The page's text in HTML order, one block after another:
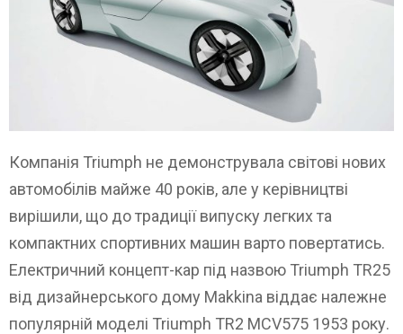
Компанія Triumph не демонструвала світові нових
автомобілів майже 40 років, але у керівництві
вирішили, що до традиції випуску легких та
компактних спортивних машин варто повертатись.
Електричний концепт-кар під назвою Triumph TR25
від дизайнерського дому Makkina віддає належне
популярній моделі Triumph TR2 MCV575 1953 року.